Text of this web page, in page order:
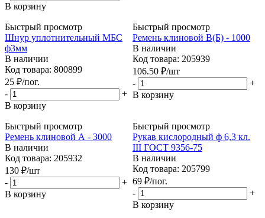
В корзину
Быстрый просмотр
Шнур уплотнительный МБС
ф3мм
В наличии
Код товара: 800899
25 ₽/пог.
-
+
В корзину
Быстрый просмотр
Ремень клиновой В(Б) - 1000
В наличии
Код товара: 205939
106.50 ₽/шт
-
+
В корзину
Быстрый просмотр
Ремень клиновой А - 3000
В наличии
Код товара: 205932
130 ₽/шт
-
+
В корзину
Быстрый просмотр
Рукав кислородный ф 6,3 кл.
III ГОСТ 9356-75
В наличии
Код товара: 205799
69 ₽/пог.
-
+
В корзину